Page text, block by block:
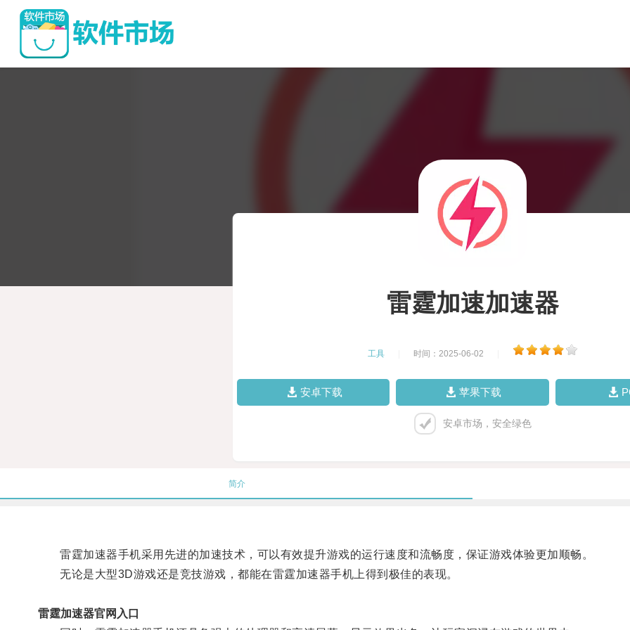
雷霆加速加速器
工具 时间：2025-06-02
安卓下载 苹果下载
安卓市场，安全绿色
简介
雷霆加速器手机采用先进的加速技术，可以有效提升游戏的运行速度和流畅度，保证游戏体验更加顺畅。
无论是大型3D游戏还是竞技游戏，都能在雷霆加速器手机上得到极佳的表现。
雷霆加速器官网入口